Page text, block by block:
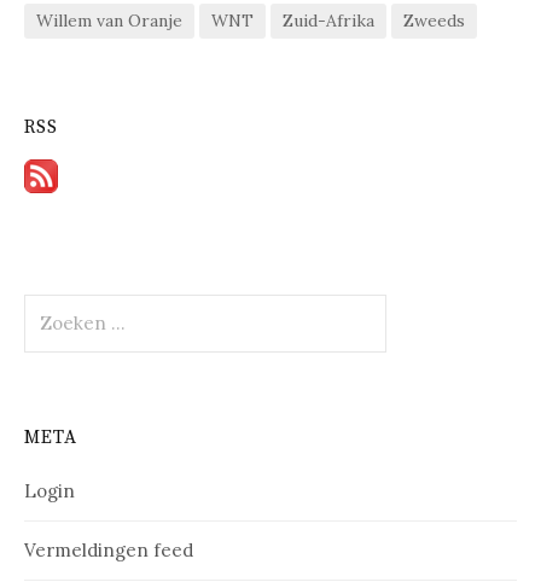
Willem van Oranje WNT Zuid-Afrika Zweeds
RSS
naar:
META
Login
Vermeldingen feed